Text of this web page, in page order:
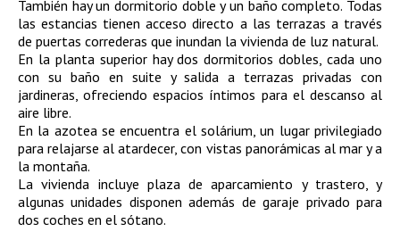
También hay un dormitorio doble y un baño completo. Todas
las estancias tienen acceso directo a las terrazas a través
de puertas correderas que inundan la vivienda de luz natural.
En la planta superior hay dos dormitorios dobles, cada uno
con su baño en suite y salida a terrazas privadas con
jardineras, ofreciendo espacios íntimos para el descanso al
aire libre.
En la azotea se encuentra el solárium, un lugar privilegiado
para relajarse al atardecer, con vistas panorámicas al mar y a
la montaña.
La vivienda incluye plaza de aparcamiento y trastero, y
algunas unidades disponen además de garaje privado para
dos coches en el sótano.